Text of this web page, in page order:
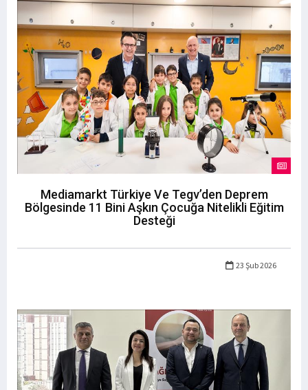
Mediamarkt Türkiye Ve Tegv’den Deprem
Bölgesinde 11 Bini Aşkın Çocuğa Nitelikli Eğitim
Desteği
23 Şub 2026